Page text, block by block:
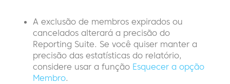
A exclusão de membros expirados ou
cancelados alterará a precisão do
Reporting Suite. Se você quiser manter a
precisão das estatísticas do relatório,
considere usar a função Esquecer a opção
Membro.